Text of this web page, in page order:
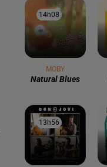
14h08
14h08
MOBY
Natural Blues
13h56
13h56